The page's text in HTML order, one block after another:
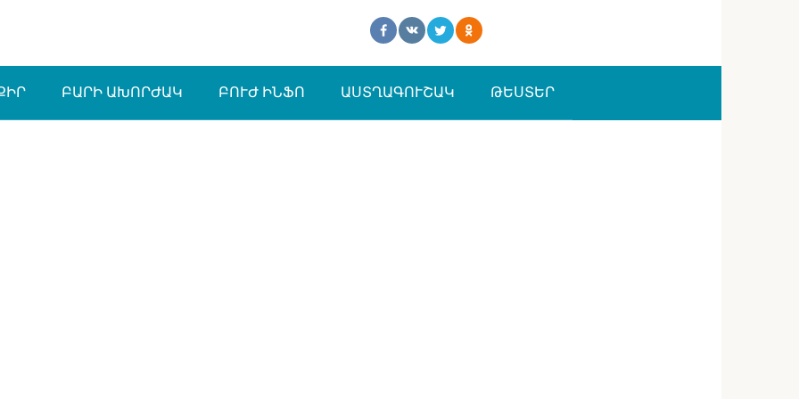
ԲԱՐԻ ԱԽՈՐԺԱԿ ԲՈՒԺ ԻՆՖՈ ԱՍՏՂԱԳՈՒՇԱԿ ԹԵՍՏԵՐ